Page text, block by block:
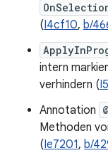
(I4cf10, b/
intern
verhindern (
Annotation
Methoden
(Ie7201, b/